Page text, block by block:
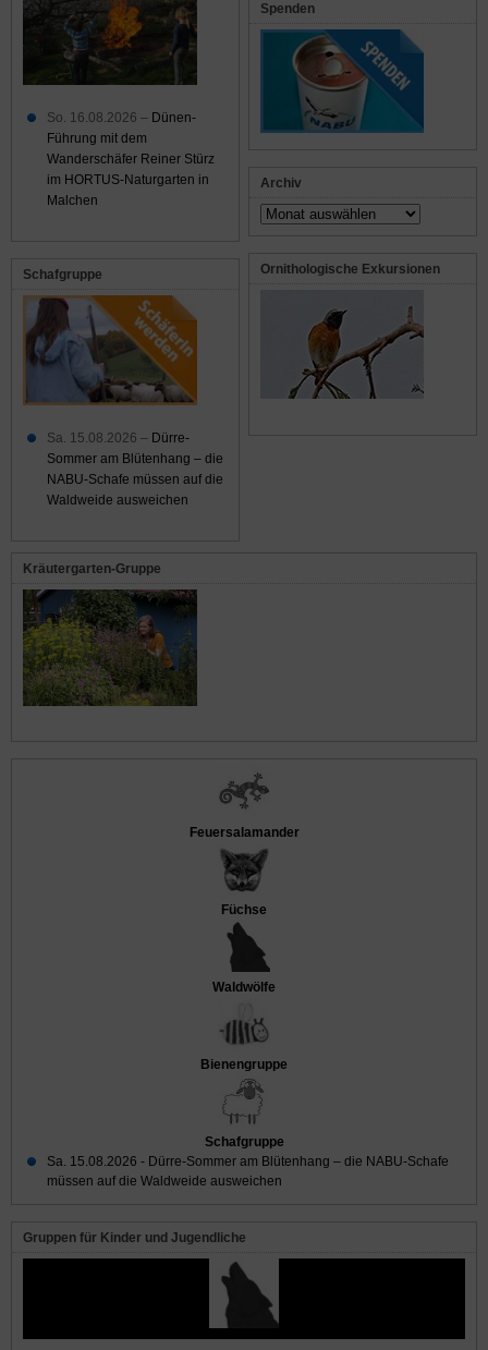
Spenden
Archiv
Archiv
Ornithologische Exkursionen
So. 16.08.2026 – Dünen-
Führung mit dem
Wanderschäfer Reiner Stürz
im HORTUS-Naturgarten in
Malchen
Schafgruppe
Sa. 15.08.2026 – Dürre-
Sommer am Blütenhang – die
NABU-Schafe müssen auf die
Waldweide ausweichen
Kräutergarten-Gruppe
Feuersalamander
Füchse
Waldwölfe
Bienengruppe
Schafgruppe
Sa. 15.08.2026 - Dürre-Sommer am Blütenhang – die NABU-Schafe
müssen auf die Waldweide ausweichen
Gruppen für Kinder und Jugendliche